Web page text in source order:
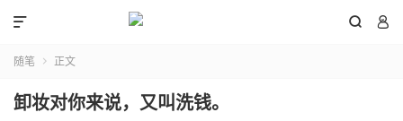
 

随笔  正文
卸妆对你来说，又叫洗钱。